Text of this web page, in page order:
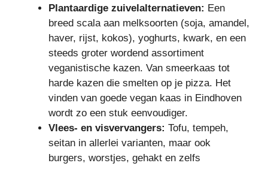
Plantaardige zuivelalternatieven: Een
breed scala aan melksoorten (soja, amandel,
haver, rijst, kokos), yoghurts, kwark, en een
steeds groter wordend assortiment
veganistische kazen. Van smeerkaas tot
harde kazen die smelten op je pizza. Het
vinden van goede vegan kaas in Eindhoven
wordt zo een stuk eenvoudiger.
Vlees- en visvervangers: Tofu, tempeh,
seitan in allerlei varianten, maar ook
burgers, worstjes, gehakt en zelfs